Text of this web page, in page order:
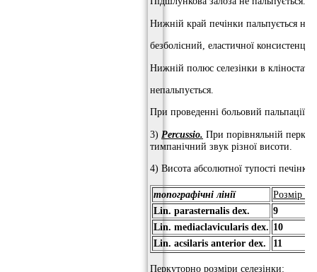
Нижній край печінки пальпується на
безболісний, еластичної
Нижній полюс селезінки в
непальпується.
При проведенні больовий пальпації
3) Percussio. При порівняльній
тимпанічний звук різної висоти.
4) Висота абсолютної тупості печінки:
топографічні лінії
Розмір
Lin. parasternalis dex.
9
Lin. mediaclavicularis dex. 10
Lin. acsilaris anterior dex. 11
Перкуторно розміри селезінки: